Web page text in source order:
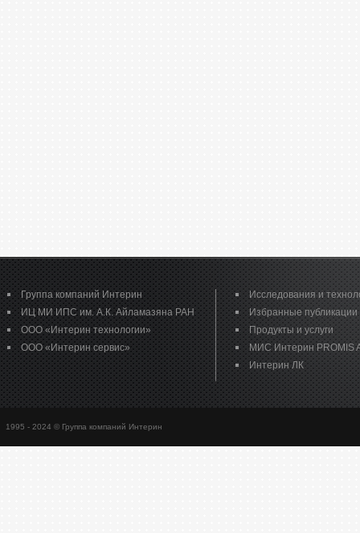
Группа компаний Интерин
ИЦ МИ ИПС им. А.К. Айламазяна РАН
ООО «Интерин технологии»
ООО «Интерин сервис»
Исследования и
Избранные публикации
Продукты и услуги
МИС Интерин PROMIS
Интерин ЛК
1995 - 2024 © Группа компаний Интерин